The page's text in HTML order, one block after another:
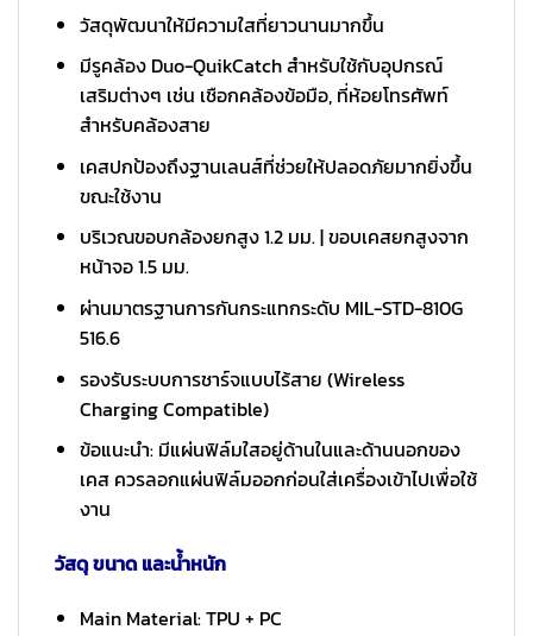
วัสดุพัฒนาให้มีความใสที่ยาวนานมากขึ้น
มีรูคล้อง Duo-QuikCatch สำหรับใช้กับอุปกรณ์
เสริมต่างๆ เช่น เชือกคล้องข้อมือ, ที่ห้อยโทรศัพท์
สำหรับคล้องสาย
เคสปกป้องถึงฐานเลนส์ที่ช่วยให้ปลอดภัยมากยิ่งขึ้น
ขณะใช้งาน
บริเวณขอบกล้องยกสูง 1.2 มม. | ขอบเคสยกสูงจาก
หน้าจอ 1.5 มม.
ผ่านมาตรฐานการกันกระแทกระดับ MIL-STD-810G
516.6
รองรับระบบการชาร์จแบบไร้สาย (Wireless
Charging Compatible)
ข้อแนะนำ: มีแผ่นฟิล์มใสอยู่ด้านในและด้านนอกของ
เคส ควรลอกแผ่นฟิล์มออกก่อนใส่เครื่องเข้าไปเพื่อใช้
งาน
วัสดุ ขนาด และน้ำหนัก
Main Material: TPU + PC